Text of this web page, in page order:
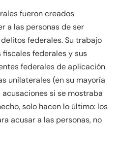
fueron creados
a las personas de ser
federales. Su trabajo
federales y sus
federales de aplicación
unilaterales (en su mayoría
si se mostraba
solo hacen lo último: los
acusar a las personas, no